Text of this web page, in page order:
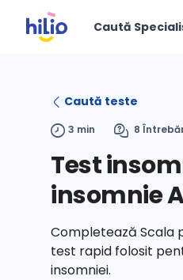
Caută
Caută teste
3 min 8
Test
insomnie
Completează Scala
test rapid folosit
insomniei.